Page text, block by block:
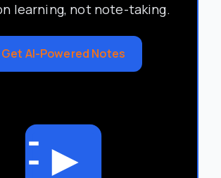
learning, not note-taking.
Get AI-Powered Notes